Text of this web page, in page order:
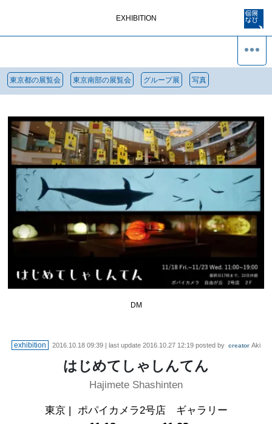
EXHIBITION
東京都の展覧会 東京南部の展覧会 グループ展 写真
DM
exhibition 2016.10.18 09:39 | last update 2016.10.27 12:19 posted by creator Aki
はじめてしゃしんてん
Hajimete Shashinten
東京| ポパイカメラ2号店 ギャラリー